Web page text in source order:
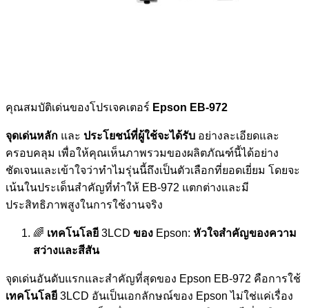
คุณสมบัติเด่นของโปรเจคเตอร์ Epson EB-972
จุดเด่นหลัก และ ประโยชน์ที่ผู้ใช้จะได้รับ อย่างละเอียดและ
ครอบคลุม เพื่อให้คุณเห็นภาพรวมของผลิตภัณฑ์นี้ได้อย่าง
ชัดเจนและเข้าใจว่าทำไมรุ่นนี้ถึงเป็นตัวเลือกที่ยอดเยี่ยม โดยจะ
เน้นในประเด็นสำคัญที่ทำให้ EB-972 แตกต่างและมี
ประสิทธิภาพสูงในการใช้งานจริง
🌈 เทคโนโลยี 3LCD ของ Epson: หัวใจสำคัญของความ
สว่างและสีสัน
จุดเด่นอันดับแรกและสำคัญที่สุดของ Epson EB-972 คือการใช้
เทคโนโลยี 3LCD อันเป็นเอกลักษณ์ของ Epson ไม่ใช่แค่เรื่อง